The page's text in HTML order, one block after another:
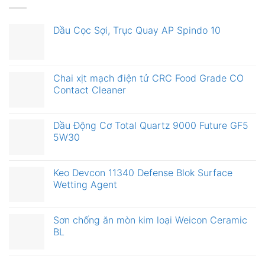
Dầu Cọc Sợi, Trục Quay AP Spindo 10
Chai xịt mạch điện tử CRC Food Grade CO
Contact Cleaner
Dầu Động Cơ Total Quartz 9000 Future GF5
5W30
Keo Devcon 11340 Defense Blok Surface
Wetting Agent
Sơn chống ăn mòn kim loại Weicon Ceramic
BL